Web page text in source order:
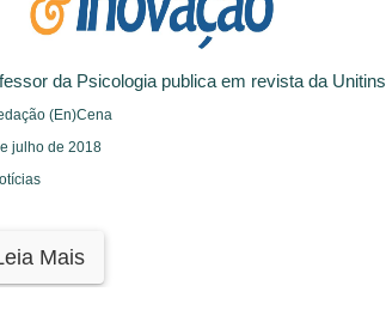
da Psicologia publica em revista da Unitins
(En)Cena
julho de 2018
Mais